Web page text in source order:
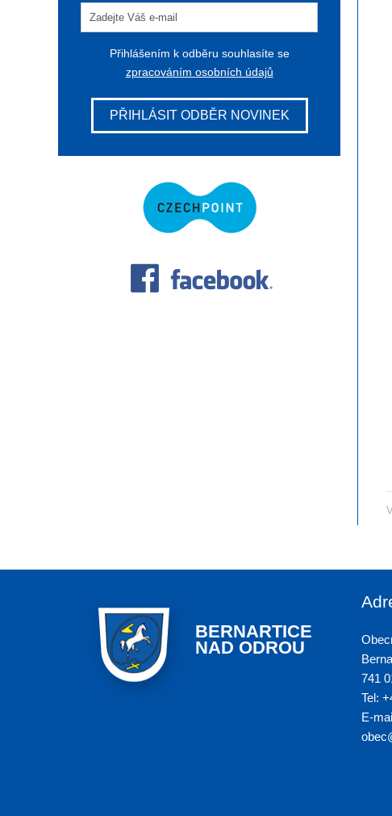
Přihlášením k odběru souhlasíte se
zpracováním osobních údajů
PŘIHLÁSIT ODBĚR NOVINEK
BERNARTICE
NAD ODROU
741
Tel:
E-